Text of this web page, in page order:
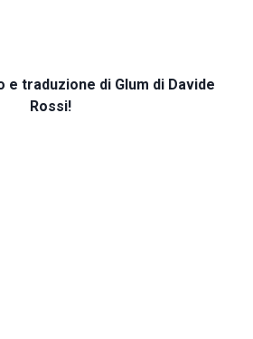
e traduzione di Glum di Davide
Rossi!